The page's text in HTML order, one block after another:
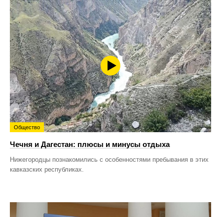
Общество
Чечня и Дагестан: плюсы и минусы отдыха
Нижегородцы познакомились с особенностями пребывания в этих
кавказских республиках.